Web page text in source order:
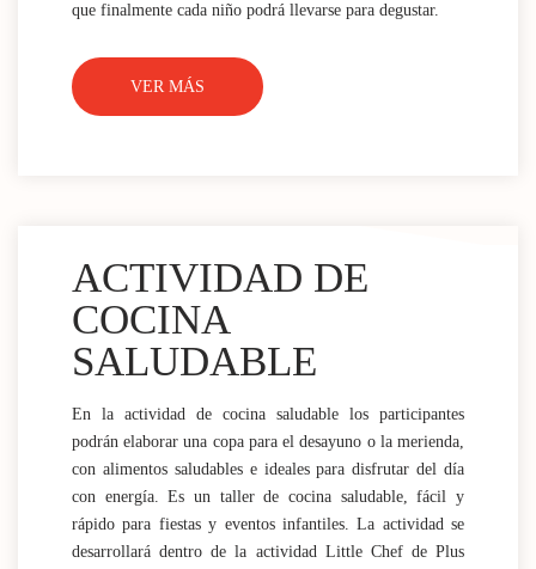
que finalmente cada niño podrá llevarse para degustar.
VER MÁS
ACTIVIDAD DE
COCINA
SALUDABLE
En la actividad de cocina saludable los participantes
podrán elaborar una copa para el desayuno o la merienda,
con alimentos saludables e ideales para disfrutar del día
con energía. Es un taller de cocina saludable, fácil y
rápido para fiestas y eventos infantiles. La actividad se
desarrollará dentro de la actividad Little Chef de Plus